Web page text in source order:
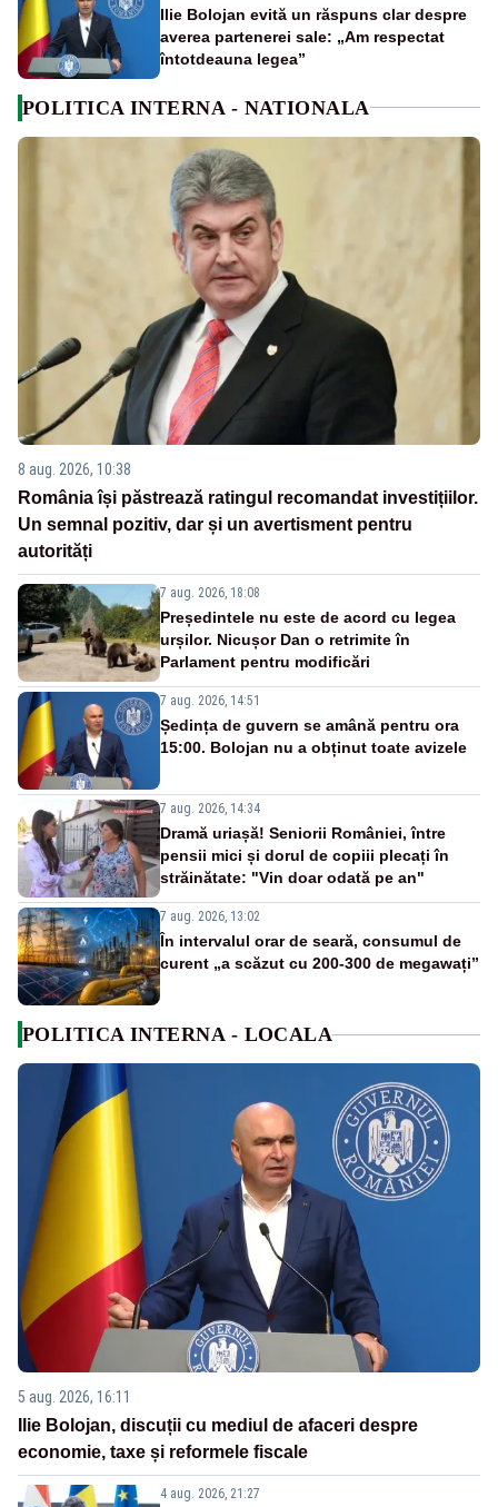
Ilie Bolojan evită un răspuns clar despre
averea partenerei sale: „Am respectat
întotdeauna legea”
POLITICA INTERNA - NATIONALA
8 aug. 2026, 10:38
România își păstrează ratingul recomandat investițiilor.
Un semnal pozitiv, dar și un avertisment pentru
autorități
7 aug. 2026, 18:08
Președintele nu este de acord cu legea
urșilor. Nicușor Dan o retrimite în
Parlament pentru modificări
7 aug. 2026, 14:51
Ședința de guvern se amână pentru ora
15:00. Bolojan nu a obținut toate avizele
7 aug. 2026, 14:34
Dramă uriașă! Seniorii României, între
pensii mici și dorul de copiii plecați în
străinătate: "Vin doar odată pe an"
7 aug. 2026, 13:02
În intervalul orar de seară, consumul de
curent „a scăzut cu 200-300 de megawați”
POLITICA INTERNA - LOCALA
5 aug. 2026, 16:11
Ilie Bolojan, discuții cu mediul de afaceri despre
economie, taxe și reformele fiscale
4 aug. 2026, 21:27